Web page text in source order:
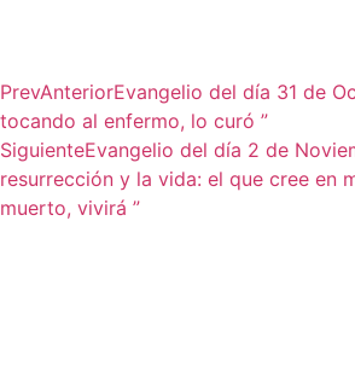
PrevAnteriorEvangelio del día 31 de
tocando al enfermo, lo curó ”
SiguienteEvangelio del día 2 de
resurrección y la vida: el que cree en
muerto, vivirá ”